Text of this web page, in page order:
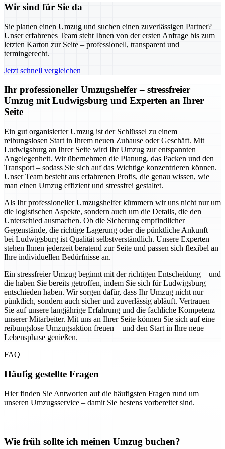
Wir sind für Sie da
Sie planen einen Umzug und suchen einen zuverlässigen Partner?
Unser erfahrenes Team steht Ihnen von der ersten Anfrage bis zum
letzten Karton zur Seite – professionell, transparent und
termingerecht.
Jetzt schnell vergleichen
Ihr professioneller Umzugshelfer – stressfreier
Umzug mit Ludwigsburg und Experten an Ihrer
Seite
Ein gut organisierter Umzug ist der Schlüssel zu einem
reibungslosen Start in Ihrem neuen Zuhause oder Geschäft. Mit
Ludwigsburg an Ihrer Seite wird Ihr Umzug zur entspannten
Angelegenheit. Wir übernehmen die Planung, das Packen und den
Transport – sodass Sie sich auf das Wichtige konzentrieren können.
Unser Team besteht aus erfahrenen Profis, die genau wissen, wie
man einen Umzug effizient und stressfrei gestaltet.
Als Ihr professioneller Umzugshelfer kümmern wir uns nicht nur um
die logistischen Aspekte, sondern auch um die Details, die den
Unterschied ausmachen. Ob die Sicherung empfindlicher
Gegenstände, die richtige Lagerung oder die pünktliche Ankunft –
bei Ludwigsburg ist Qualität selbstverständlich. Unsere Experten
stehen Ihnen jederzeit beratend zur Seite und passen sich flexibel an
Ihre individuellen Bedürfnisse an.
Ein stressfreier Umzug beginnt mit der richtigen Entscheidung – und
die haben Sie bereits getroffen, indem Sie sich für Ludwigsburg
entschieden haben. Wir sorgen dafür, dass Ihr Umzug nicht nur
pünktlich, sondern auch sicher und zuverlässig abläuft. Vertrauen
Sie auf unsere langjährige Erfahrung und die fachliche Kompetenz
unserer Mitarbeiter. Mit uns an Ihrer Seite können Sie sich auf eine
reibungslose Umzugsaktion freuen – und den Start in Ihre neue
Lebensphase genießen.
FAQ
Häufig gestellte Fragen
Hier finden Sie Antworten auf die häufigsten Fragen rund um
unseren Umzugsservice – damit Sie bestens vorbereitet sind.
Wie früh sollte ich meinen Umzug buchen?